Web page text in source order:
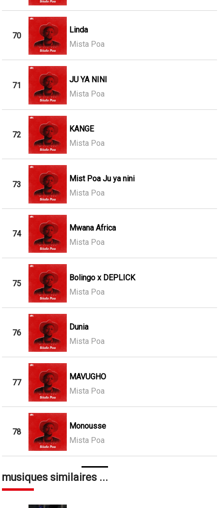
70
Linda
Mista Poa
71
JU YA NINI
Mista Poa
72
KANGE
Mista Poa
73
Mist Poa Ju ya nini
Mista Poa
74
Mwana Africa
Mista Poa
75
Bolingo x DEPLICK
Mista Poa
76
Dunia
Mista Poa
77
MAVUGHO
Mista Poa
78
Monousse
Mista Poa
musiques similaires ...